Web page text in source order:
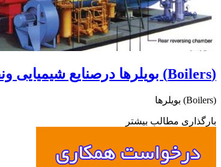
(Boilers) بویلرها درصنایع شیمیایی ونفت
(Boilers) بویلرها
بارگذاری مطالب بیشتر